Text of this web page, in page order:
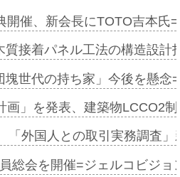
開催、新会長にTOTO吉本氏
質接着パネル工法の構造設
塊世代の持ち家」今後を懸
画」を発表、建築物LCCO2
「外国人との取引実務調査
総会を開催=ジェルコビジ